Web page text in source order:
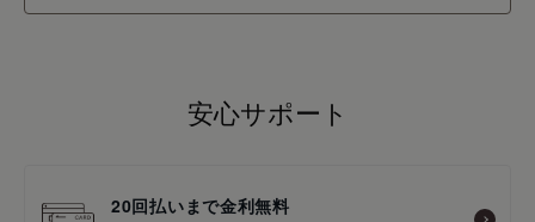
安心サポート
20回払いまで金利無料